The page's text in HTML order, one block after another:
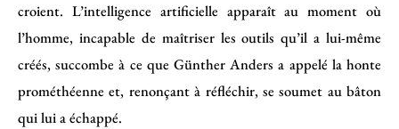
croient. L’intelligence artificielle apparaît au moment où
l’homme, incapable de maîtriser les outils qu’il a lui-même
créés, succombe à ce que Günther Anders a appelé la honte
prométhéenne et, renonçant à réfléchir, se soumet au bâton
qui lui a échappé.